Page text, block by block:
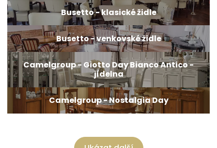
Busetto - klasické židle
Busetto - venkovské židle
Camelgroup - Giotto Day Bianco Antico -
jídelna
Camelgroup - Nostalgia Day